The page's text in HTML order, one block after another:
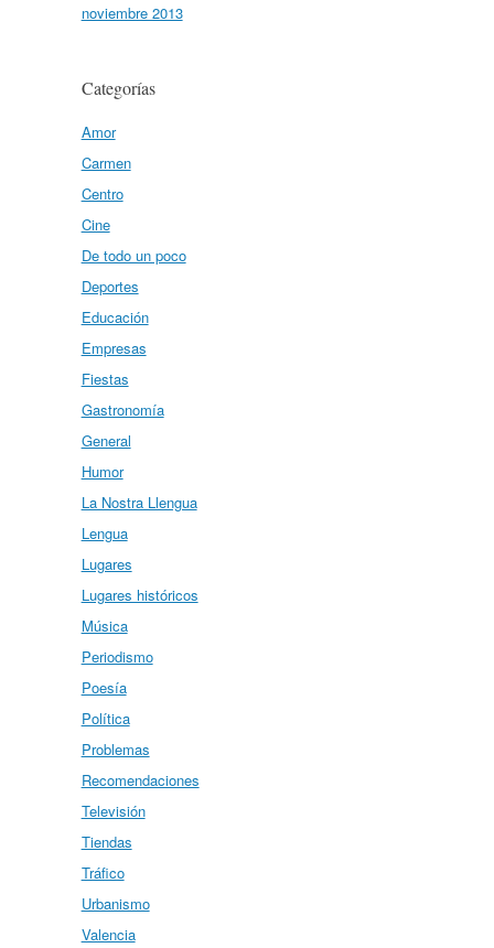
noviembre 2013
Categorías
Amor
Carmen
Centro
Cine
De todo un poco
Deportes
Educación
Empresas
Fiestas
Gastronomía
General
Humor
La Nostra Llengua
Lengua
Lugares
Lugares históricos
Música
Periodismo
Poesía
Política
Problemas
Recomendaciones
Televisión
Tiendas
Tráfico
Urbanismo
Valencia